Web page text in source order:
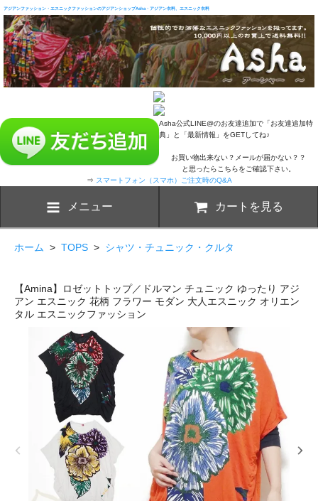
アジアンファッション・エスニックファッションのアジアンショップAsha・アジアン衣料、エスニック衣料
Asha公式LINE@のお友達追加で「お友達追加特
典」と「最新情報」をGETしてね♪
お買い物出来ない？メールが届かない？？
と思ったらこちらをご確認下さい。
⇒ スマートフォン（スマホ）ご注文時のQ&A
メニュー カートを見る
ホーム > TOPS > シャツ・チュニック・クルタ
【Amina】ロゼットトップ／ドルマン チュニック ゆったり アジ
アン エスニック 花柄 フラワー モダン 大人エスニック オリエン
タル エスニックファッション